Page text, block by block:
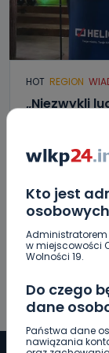
Kto jest
Administratorem
w miejscowości
Wolności 19.
Do czego
dane
Państwa dane
nawiązania
HOT REGION
„Niezwykli
Antonińska